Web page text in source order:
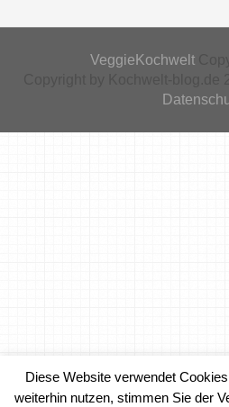
VeggieKochwelt
Diese Website verwendet
weiterhin nutzen, stimmen Sie der